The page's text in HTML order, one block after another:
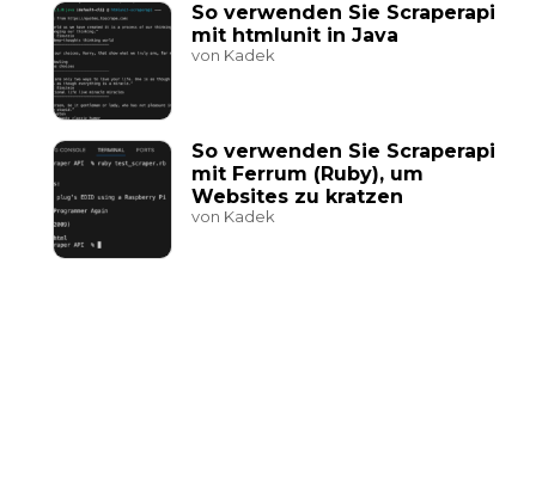
So verwenden Sie Scraperapi
mit htmlunit in Java
von Kadek
So verwenden Sie Scraperapi
mit Ferrum (Ruby), um
Websites zu kratzen
von Kadek